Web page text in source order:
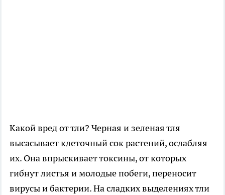
Какой вред от тли? Черная и зеленая тля
высасывает клеточный сок растений, ослабляя
их. Она впрыскивает токсины, от которых
гибнут листья и молодые побеги, переносит
вирусы и бактерии. На сладких выделениях тли